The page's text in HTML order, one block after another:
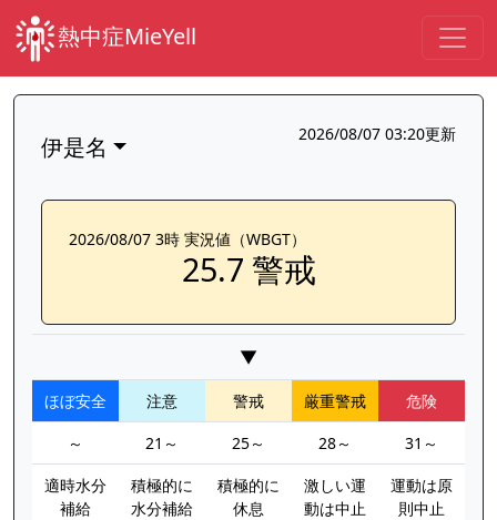
熱中症MieYell
伊是名 2026/08/07 03:20更新
2026/08/07 3時 実況値（WBGT）
25.7 警戒
▼
ほぼ安全 注意 警戒 厳重警戒
危険
～
21～ 25～ 28～
31～
適時水分
補給
積極的に
水分補給
積極的に
休息
激しい運
動は中止
運動は原
則中止